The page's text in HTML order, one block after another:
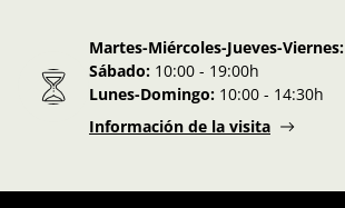
Martes-Miércoles-Jueves-Viernes:
Sábado: 10:00 - 19:00h
Lunes-Domingo: 10:00 - 14:30h
Información de la visita